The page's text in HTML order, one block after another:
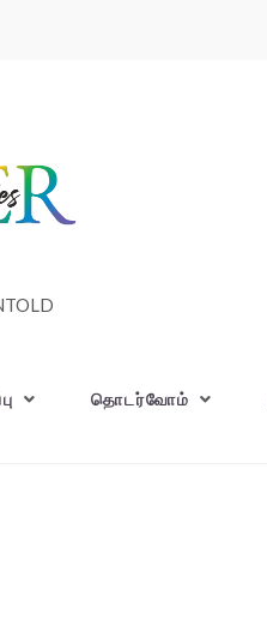
தொடர்வோம்